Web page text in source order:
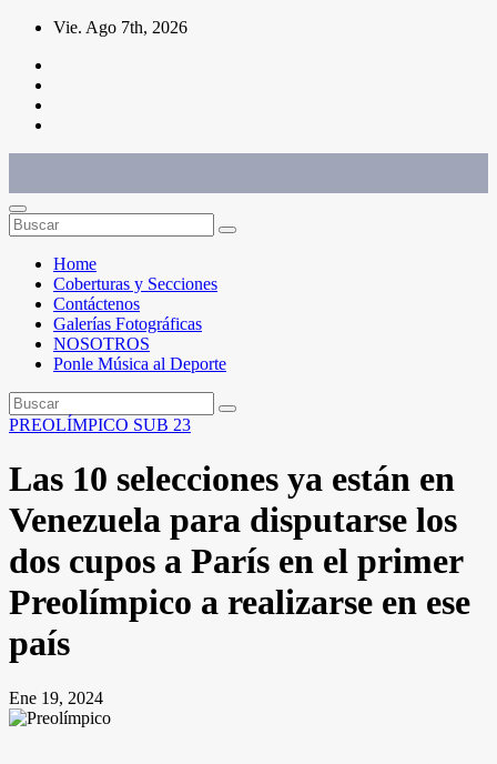
Saltar
contenido
Vie. Ago 7th, 2026
Home
Coberturas y Secciones
Contáctenos
Galerías Fotográficas
NOSOTROS
Ponle Música al Deporte
PREOLÍMPICO SUB 23
Las 10 selecciones ya están en
Venezuela para disputarse los
dos cupos a París en el primer
Preolímpico a realizarse en ese
país
Ene 19, 2024